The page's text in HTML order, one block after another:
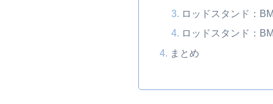
ロッドスタンド：
ロッドスタンド：
まとめ